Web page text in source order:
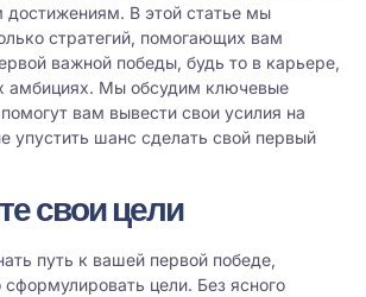
В этой статье мы
стратегий, помогающих вам
важной победы, будь то в карьере,
амбициях. Мы обсудим ключевые
вам вывести свои усилия на
упустить шанс сделать свой первый
свои цели
путь к вашей первой победе,
цели. Без ясного